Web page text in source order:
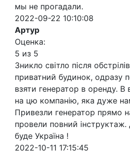
мы не прогадали.
2022-09-22 10:10:08
Артур
Оценка:
5 из 5
Зникло світло після
приватний будинок, одразу
взяти генератор в оренду. В
на цю компанію, яка дуже
Привезли генератор прямо
провели повний
буде Україна !
2022-10-11 17:15:45